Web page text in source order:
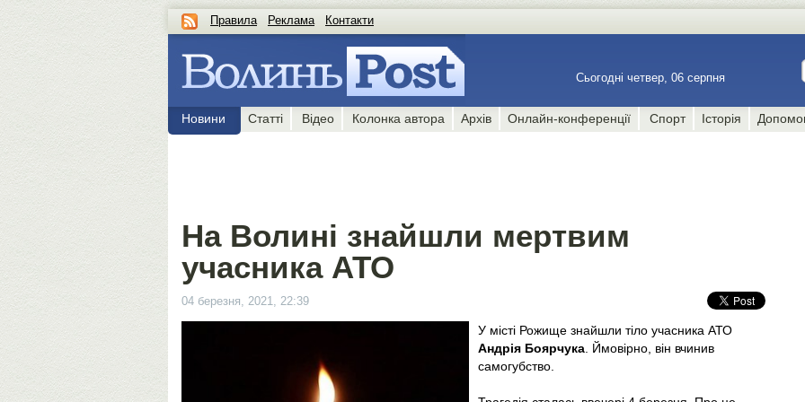
Правила Реклама Контакти
Сьогодні четвер, 06 серпня
Новини Статті Відео Колонка автора Архів Онлайн-конференції Спорт Історія
На Волині знайшли мертвим
учасника АТО
04 березня, 2021, 22:39
У місті Рожище знайшли тіло учасника АТО
Андрія Боярчука . Ймовірно, він вчинив
самогубство.